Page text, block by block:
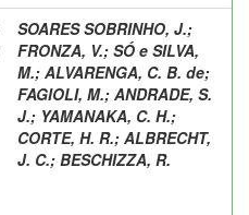
SOARES SOBRINHO, J.;
FRONZA, V.; SÓ e SILVA,
M.; ALVARENGA, C. B. de;
FAGIOLI, M.; ANDRADE, S.
J.; YAMANAKA, C. H.;
CORTE, H. R.; ALBRECHT,
J. C.; BESCHIZZA, R.